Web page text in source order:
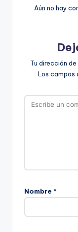
Aún no hay
Tu dirección
Los campos
Nombre *